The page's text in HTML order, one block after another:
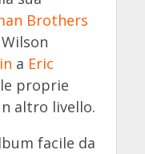
Brothers
a Eric
proprie
altro livello.
facile da